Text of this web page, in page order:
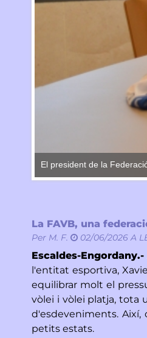
El president de la
La FAVB, una
Per M. F. 02/06/2026 A
Escaldes-Engordany.-
l'entitat esportiva,
equilibrar molt el
vòlei i vòlei platja, tota
d'esdeveniments.
petits estats.